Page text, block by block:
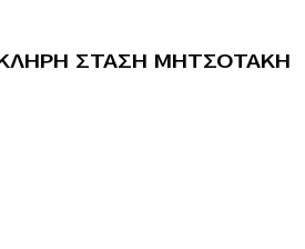
ΣΤΑΣΗ ΜΗΤΣΟΤΑΚΗ